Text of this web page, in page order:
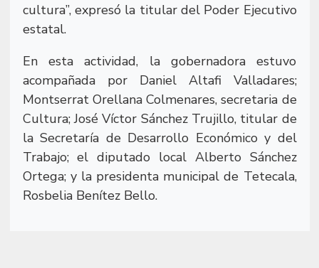
cultura”, expresó la titular del Poder Ejecutivo
estatal.
En esta actividad, la gobernadora estuvo
acompañada por Daniel Altafi Valladares;
Montserrat Orellana Colmenares, secretaria de
Cultura; José Víctor Sánchez Trujillo, titular de
la Secretaría de Desarrollo Económico y del
Trabajo; el diputado local Alberto Sánchez
Ortega; y la presidenta municipal de Tetecala,
Rosbelia Benítez Bello.